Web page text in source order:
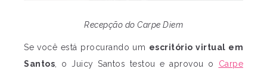
Recepção do Carpe Diem
Se você está procurando um escritório virtual em
Santos, o Juicy Santos testou e aprovou o Carpe